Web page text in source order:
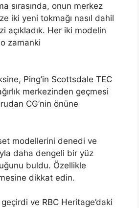
sırasında, onun merkez
iki yeni tokmağı nasıl dahil
açıkladık. Her iki modelin
zamanki
Ping’in Scottsdale TEC
merkezinden geçmesi
CG’nin önüne
modellerini denedi ve
daha dengeli bir yüz
buldu. Özellikle
dikkat edin.
ve RBC Heritage’daki